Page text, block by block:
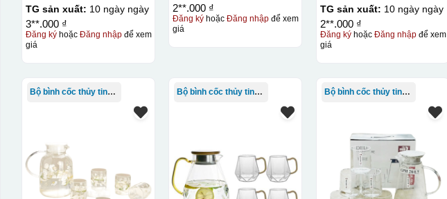
TG sản xuất: 10 ngày ngày
3**.000 ₫
Đăng kýhoặc Đăng nhậpđể xem
giá
2**.000 ₫
Đăng ký hoặcĐăng nhập để xem
giá
TG sản xuất: 10 ngày ngày
2**.000 ₫
Đăng kýhoặc Đăng nhậpđể xem
giá
Bộ bình cốc thủy tinh TQ Bộ bình cốc thủy tinh TQ Bộ bình cốc thủy tinh TQ